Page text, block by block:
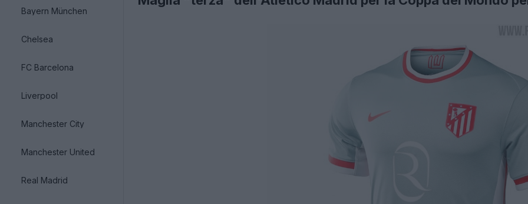
Bayern München
Chelsea
FC Barcelona
Liverpool
Manchester City
Manchester United
Real Madrid